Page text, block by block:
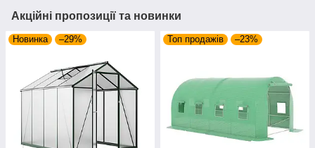
Акційні пропозиції та новинки
Новинка –29% Топ продажів –23%